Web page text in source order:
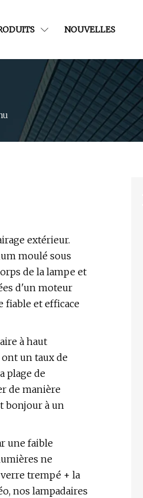
NOUVELLES
extérieur.
moulé sous
de la lampe et
d'un moteur
fiable et efficace
à haut
un taux de
plage de
de manière
bonjour à un
une faible
ne
trempé + la
nos lampadaires